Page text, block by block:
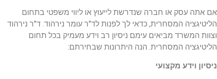
אם אתה עסק או חברה שנדרשת לייעוץ או ליווי משפטי בתחום
הליטיגציה המסחרית, כדאי לך לפנות לד"ר עומר נירהוד. ד"ר נירהוד
וצוות המשרד מביאים עימם ניסיון רב וידע מעמיק בכל תחום
הליטיגציה המסחרית. הנה היתרונות שבחירתם:
ניסיון וידע מקצועי